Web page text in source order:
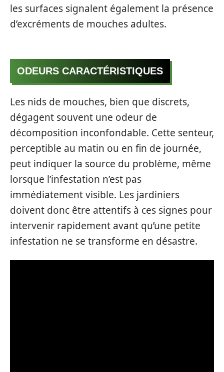
les surfaces signalent également la présence
d’excréments de mouches adultes.
ODEURS CARACTÉRISTIQUES
Les nids de mouches, bien que discrets,
dégagent souvent une odeur de
décomposition inconfondable. Cette senteur,
perceptible au matin ou en fin de journée,
peut indiquer la source du problème, même
lorsque l’infestation n’est pas
immédiatement visible. Les jardiniers
doivent donc être attentifs à ces signes pour
intervenir rapidement avant qu’une petite
infestation ne se transforme en désastre.